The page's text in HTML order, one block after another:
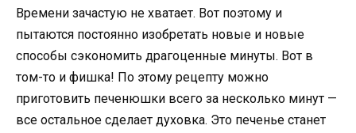
Времени зачастую не хватает. Вот поэтому и
пытаются постоянно изобретать новые и новые
способы сэкономить драгоценные минуты. Вот в
том-то и фишка! По этому рецепту можно
приготовить печенюшки всего за несколько минут —
все остальное сделает духовка. Это печенье станет